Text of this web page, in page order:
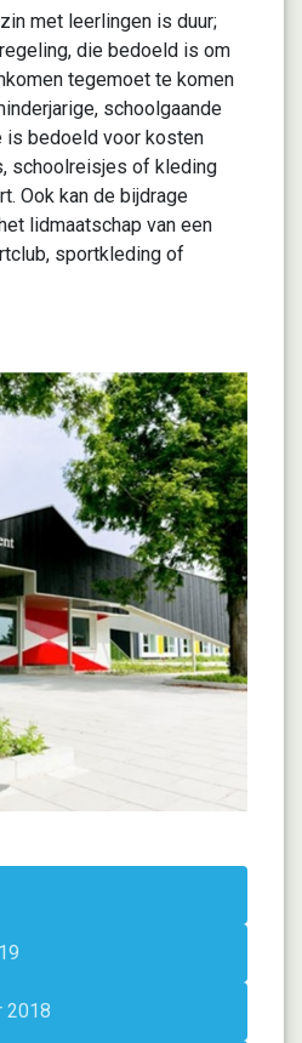
met leerlingen is duur;
die bedoeld is om
tegemoet te komen
schoolgaande
is bedoeld voor kosten
schoolreisjes of kleding
Ook kan de bijdrage
lidmaatschap van een
sportkleding of
2018